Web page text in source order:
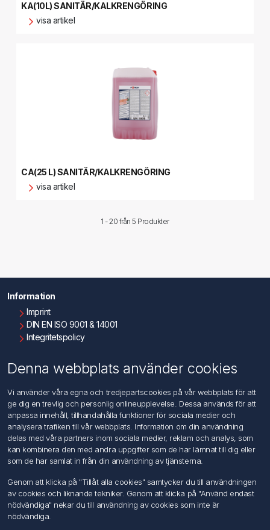
KA(10L) SANITÄR/KALKRENGÖRING
visa artikel
CA(25 L) SANITÄR/KALKRENGÖRING
visa artikel
1 - 20 från5 Produkter
Information
Imprint
DIN EN ISO 9001 & 14001
Integritetspolicy
Kontakta oss
Kundtjänst
Sök
Mitt konto
Mina ordrar
Mina adresser
Denna webbplats använder cookies
Vi använder våra egna och tredjepartscookies på vår webbplats för att
ge dig en trevlig och personlig onlineupplevelse. Dessa används för att
anpassa innehåll, tillhandahålla funktioner för sociala medier och
analysera trafiken till vår webbplats. Information om din användning
delas med våra partners inom sociala medier, reklam och analys, som
kan kombinera den med andra uppgifter som de har lämnat till dig eller
som de har samlat in från din användning av tjänsterna.
Genom att klicka på "Tillåt alla cookies" samtycker du till användningen
av cookies och liknande tekniker. Genom att klicka på "Använd endast
nödvändiga" nekar du till användning av cookies som inte är
nödvändiga.